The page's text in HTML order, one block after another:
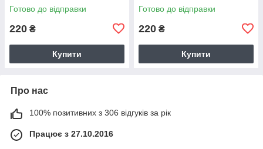
Готово до відправки
220 ₴
Купити
Готово до відправки
220 ₴
Купити
Про нас
100% позитивних з 306 відгуків за рік
Працює з 27.10.2016